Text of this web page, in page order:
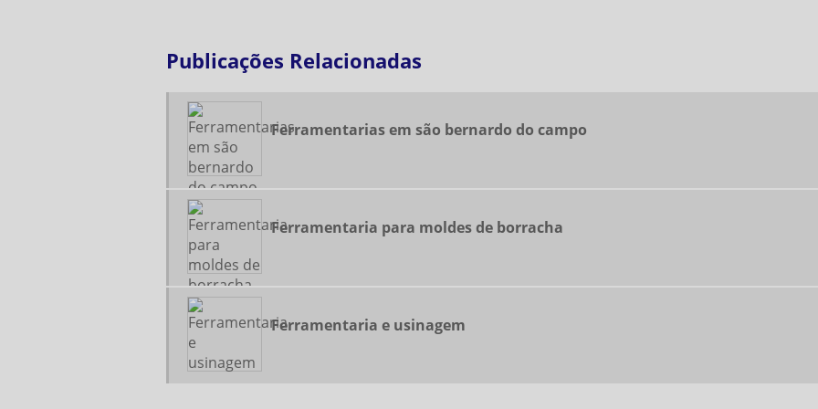
Publicações Relacionadas
Ferramentarias em são bernardo do campo
Ferramentaria para moldes de borracha
Ferramentaria e usinagem